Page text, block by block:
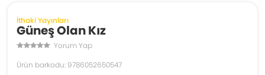
İthaki Yayınları
Güneş Olan Kız
Yorum Yap
Ürün barkodu: 9786052650547